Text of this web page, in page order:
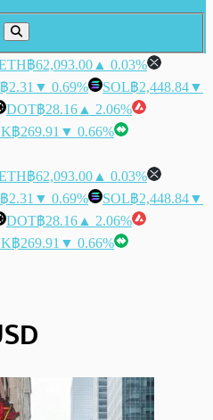
฿62,093.00 ▲ 0.03%
฿2.31 ▼ 0.69% SOL฿2,448.84▼
DOT฿28.16 ▲ 2.06%
฿269.91 ▼ 0.66%
฿62,093.00 ▲ 0.03%
฿2.31 ▼ 0.69% SOL฿2,448.84▼
DOT฿28.16 ▲ 2.06%
฿269.91 ▼ 0.66%